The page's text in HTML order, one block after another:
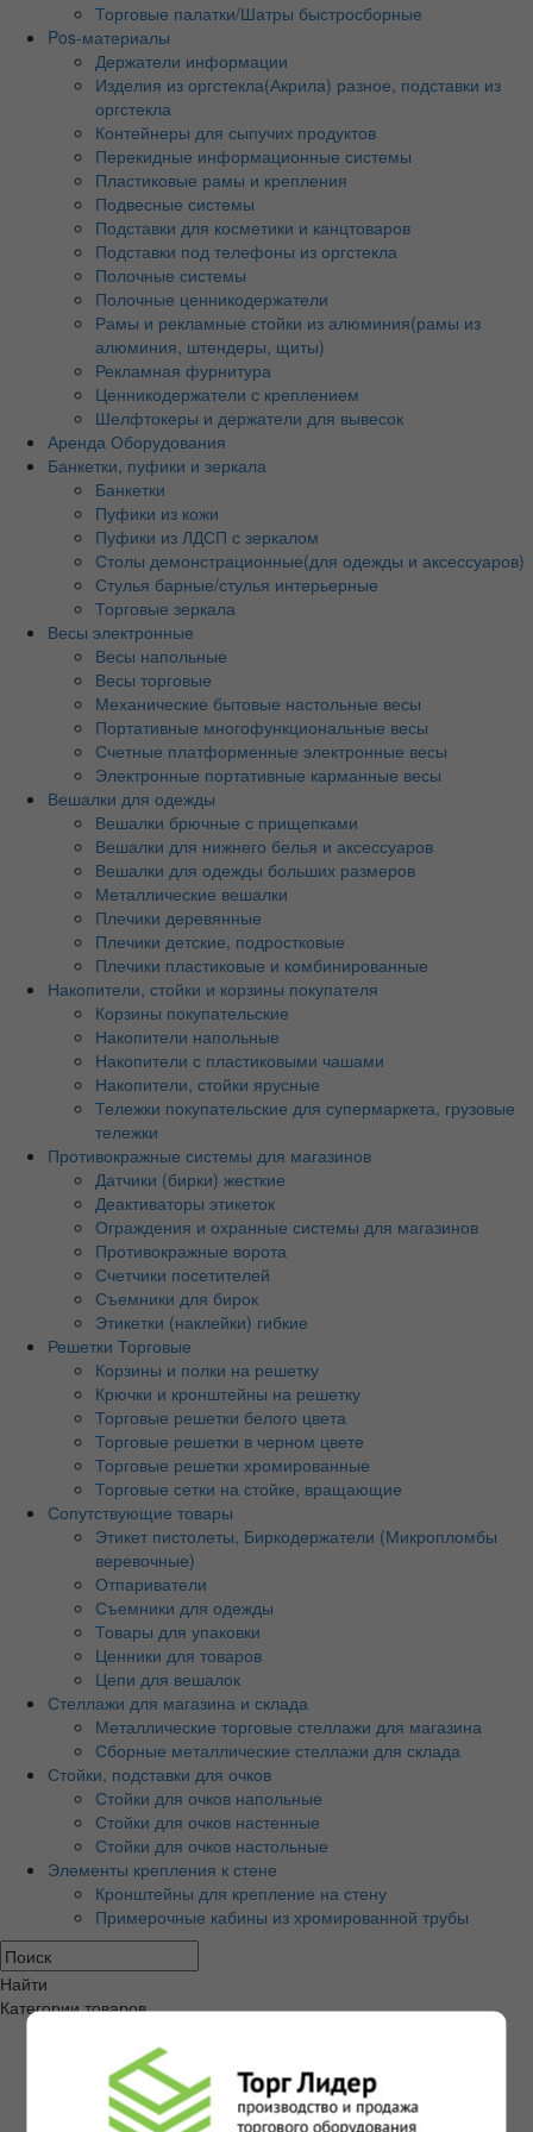
Торговые палатки/Шатры быстросборные
Pos-материалы
Держатели информации
Изделия из оргстекла(Акрила) разное, подставки из
оргстекла
Контейнеры для сыпучих продуктов
Перекидные информационные системы
Пластиковые рамы и крепления
Подвесные системы
Подставки для косметики и канцтоваров
Подставки под телефоны из оргстекла
Полочные системы
Полочные ценникодержатели
Рамы и рекламные стойки из алюминия(рамы из
алюминия, штендеры, щиты)
Рекламная фурнитура
Ценникодержатели с креплением
Шелфтокеры и держатели для вывесок
Аренда Оборудования
Банкетки, пуфики и зеркала
Банкетки
Пуфики из кожи
Пуфики из ЛДСП с зеркалом
Столы демонстрационные(для одежды и аксессуаров)
Стулья барные/стулья интерьерные
Торговые зеркала
Весы электронные
Весы напольные
Весы торговые
Механические бытовые настольные весы
Портативные многофункциональные весы
Счетные платформенные электронные весы
Электронные портативные карманные весы
Вешалки для одежды
Вешалки брючные с прищепками
Вешалки для нижнего белья и аксессуаров
Вешалки для одежды больших размеров
Металлические вешалки
Плечики деревянные
Плечики детские, подростковые
Плечики пластиковые и комбинированные
Накопители, стойки и корзины покупателя
Корзины покупательские
Накопители напольные
Накопители с пластиковыми чашами
Накопители, стойки ярусные
Тележки покупательские для супермаркета, грузовые
тележки
Противокражные системы для магазинов
Датчики (бирки) жесткие
Деактиваторы этикеток
Ограждения и охранные системы для магазинов
Противокражные ворота
Счетчики посетителей
Съемники для бирок
Этикетки (наклейки) гибкие
Решетки Торговые
Корзины и полки на решетку
Крючки и кронштейны на решетку
Торговые решетки белого цвета
Торговые решетки в черном цвете
Торговые решетки хромированные
Торговые сетки на стойке, вращающие
Сопутствующие товары
Этикет пистолеты, Биркодержатели (Микропломбы
веревочные)
Отпариватели
Съемники для одежды
Товары для упаковки
Ценники для товаров
Цепи для вешалок
Стеллажи для магазина и склада
Металлические торговые стеллажи для магазина
Сборные металлические стеллажи для склада
Стойки, подставки для очков
Стойки для очков напольные
Стойки для очков настенные
Стойки для очков настольные
Элементы крепления к стене
Кронштейны для крепление на стену
Примерочные кабины из хромированной трубы
Найти
Категории товаров
Экономпанели и аксессуары